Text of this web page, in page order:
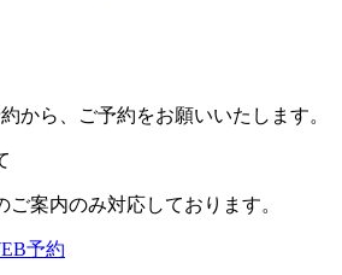
から、ご予約をお願いいたします。
案内のみ対応しております。
予約